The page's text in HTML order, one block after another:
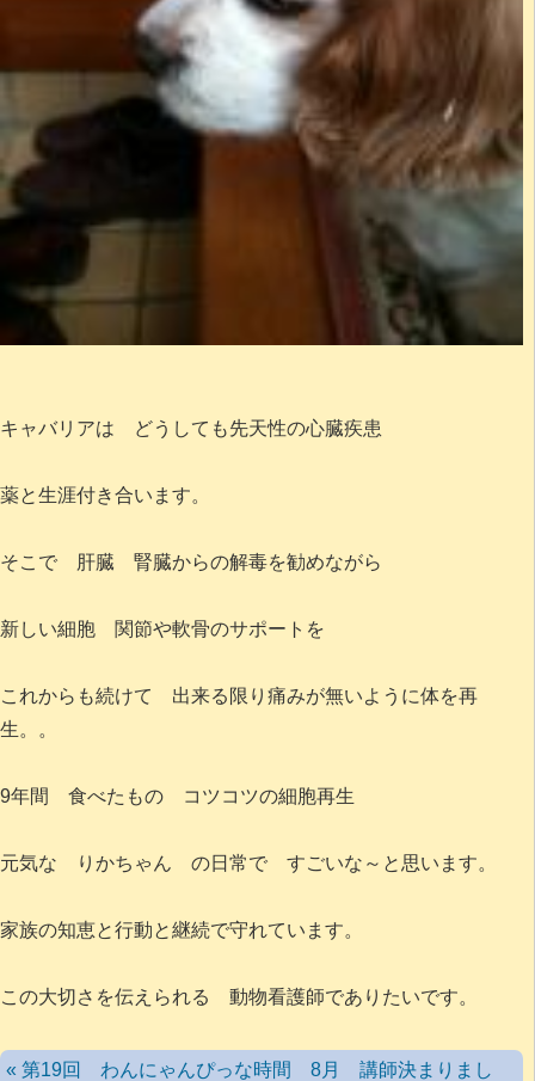
キャバリアは どうしても先天性の心臓疾患
薬と生涯付き合います。
そこで 肝臓 腎臓からの解毒を勧めながら
新しい細胞 関節や軟骨のサポートを
これからも続けて 出来る限り痛みが無いように体を再
生。。
9年間 食べたもの コツコツの細胞再生
元気な りかちゃん の日常で すごいな～と思います。
家族の知恵と行動と継続で守れています。
この大切さを伝えられる 動物看護師でありたいです。
« 第19回 わんにゃんぴっな時間 8月 講師決まりまし